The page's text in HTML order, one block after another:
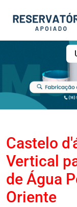
Castelo
Vertical
de Água
Oriente